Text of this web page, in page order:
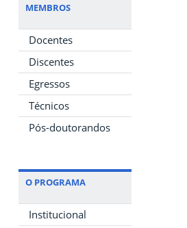
MEMBROS
Docentes
Discentes
Egressos
Técnicos
Pós-doutorandos
O PROGRAMA
Institucional